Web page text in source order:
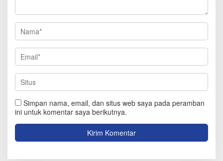
Simpan nama, email, dan situs web saya pada peramban
ini untuk komentar saya berikutnya.